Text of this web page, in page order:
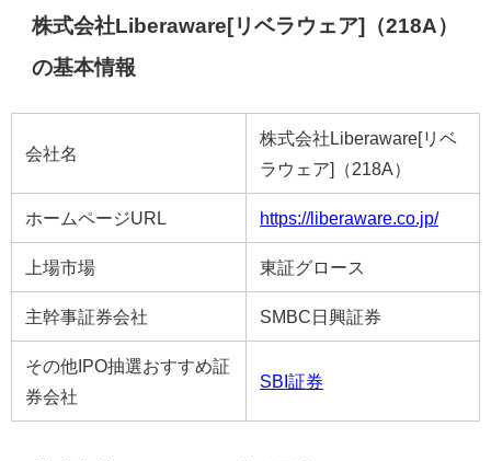
株式会社Liberaware[リベラウェア]（218A）
の基本情報
会社名
株式会社Liberaware[リベ
ラウェア]（218A）
ホームページURL https://liberaware.co.jp/
上場市場 東証グロース
主幹事証券会社 SMBC日興証券
その他IPO抽選おすすめ証
券会社
SBI証券